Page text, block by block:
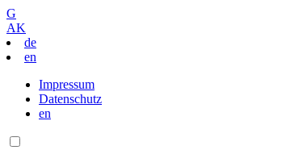
G
AK
de
en
Impressum
Datenschutz
en